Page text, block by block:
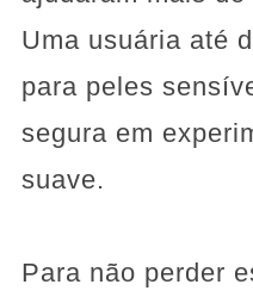
Uma usuária até
para peles
segura em
suave.
Para não perder